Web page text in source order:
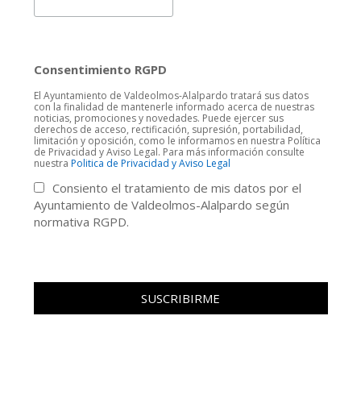
Consentimiento RGPD
El Ayuntamiento de Valdeolmos-Alalpardo tratará sus datos
con la finalidad de mantenerle informado acerca de nuestras
noticias, promociones y novedades. Puede ejercer sus
derechos de acceso, rectificación, supresión, portabilidad,
limitación y oposición, como le informamos en nuestra Política
de Privacidad y Aviso Legal. Para más información consulte
nuestra Politica de Privacidad y Aviso Legal
Consiento el tratamiento de mis datos por el
Ayuntamiento de Valdeolmos-Alalpardo según
normativa RGPD.